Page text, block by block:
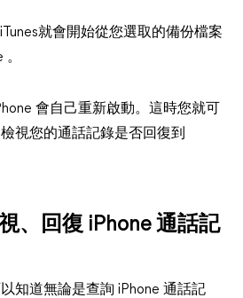
就會開始從您選取的備份檔案
會自己重新啟動。這時您就可
視您的通話記錄是否回復到
、回復 iPhone 通話記
知道無論是查詢 iPhone 通話記